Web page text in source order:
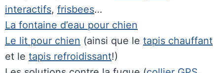
interactifs, frisbees…
La fontaine d’eau pour chien
Le lit pour chien (ainsi que le tapis chauffant
et le tapis refroidissant!)